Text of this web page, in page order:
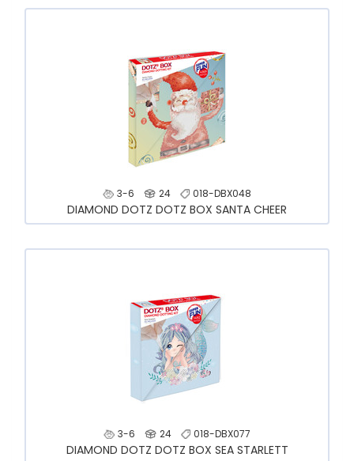
3-6 24 018-DBX048
DIAMOND DOTZ DOTZ BOX SANTA CHEER
3-6 24 018-DBX077
DIAMOND DOTZ DOTZ BOX SEA STARLETT